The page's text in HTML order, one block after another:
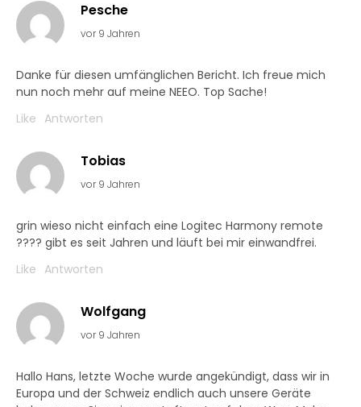
Pesche
vor 9 Jahren
Danke für diesen umfänglichen Bericht. Ich freue mich
nun noch mehr auf meine NEEO. Top Sache!
Like Antworten
Tobias
vor 9 Jahren
grin wieso nicht einfach eine Logitec Harmony remote
???? gibt es seit Jahren und läuft bei mir einwandfrei.
Like Antworten
Wolfgang
vor 9 Jahren
Hallo Hans, letzte Woche wurde angekündigt, dass wir in
Europa und der Schweiz endlich auch unsere Geräte